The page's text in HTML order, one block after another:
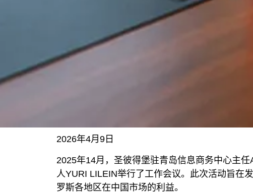
2026年4月9日
2025年14月，圣彼得堡驻青岛信息商务中心主
人YURI LILEIN举行了工作会议。此次活动旨在
罗斯各地区在中国市场的利益。